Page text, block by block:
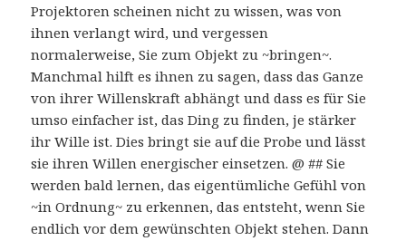
Projektoren scheinen nicht zu wissen, was von
ihnen verlangt wird, und vergessen
normalerweise, Sie zum Objekt zu ~bringen~.
Manchmal hilft es ihnen zu sagen, dass das Ganze
von ihrer Willenskraft abhängt und dass es für Sie
umso einfacher ist, das Ding zu finden, je stärker
ihr Wille ist. Dies bringt sie auf die Probe und lässt
sie ihren Willen energischer einsetzen. @ ## Sie
werden bald lernen, das eigentümliche Gefühl von
~in Ordnung~ zu erkennen, das entsteht, wenn Sie
endlich vor dem gewünschten Objekt stehen. Dann